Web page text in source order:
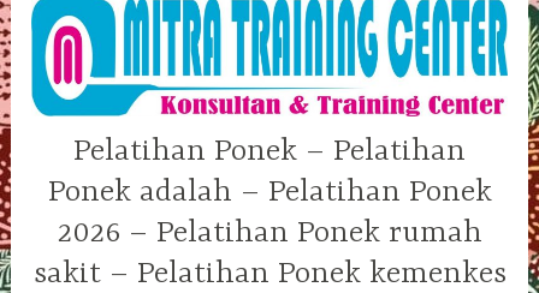
Pelatihan Ponek – Pelatihan
Ponek adalah – Pelatihan Ponek
2026 – Pelatihan Ponek rumah
sakit – Pelatihan Ponek kemenkes